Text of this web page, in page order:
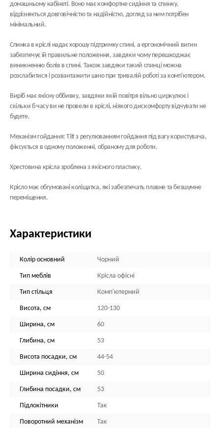
домашньому кабінеті. Воно має комфортне сидіння та спинку,
відрізняється довговічністю та надійністю, догляд за ним потрібен
мінімальний.
Спинка в кріслі надає хорошу підтримку спині, а ергономічний вигин
забезпечує їй правильне положення, завдяки чому перешкоджає
виникненню болів в спині. Також завдяки такий спинці можна
розслабитися і розвантажити шию при тривалій роботі за комп'ютером.
Виріб має якісну оббивку, завдяки якій повітря вільно циркулює і
скільки б часу ви не провели в кріслі, ніякого дискомфорту відчувати не
будете.
Механізм гойдання: Tilt з регулюванням гойдання під вагу користувача,
фіксується в одному положенні, обраному для роботи.
Хрестовина крісла зроблена з якісного пластику.
Крісло має обгумовані коліщатка, які забезпечать плавне та безшумне
переміщення.
Характеристики
Колір основний Чорний
Тип меблів Крісла офісні
Тип стільця Комп'ютерний
Висота, см 120-130
Ширина, см 60
Глибина, см 53
Висота посадки, см 44-54
Ширина сидіння, см 50
Глибина посадки, см 53
Підлокітники Так
Поворотний механізм Так